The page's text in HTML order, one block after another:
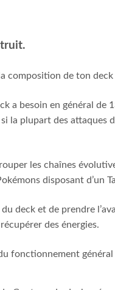
composition de ton
a besoin en général
la plupart des
les chaînes
disposant
deck et de prendre
des énergies.
fonctionnement